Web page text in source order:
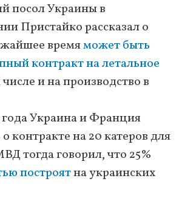
посол Украины в
Пристайко рассказал о
времяможет быть
контракт на летальное
числе и на производство в
года Украина и Франция
контракте на 20 катеров для
тогда говорил, что 25%
построятна украинских